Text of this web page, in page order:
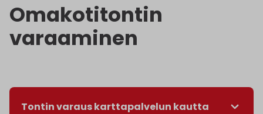
Omakotitontin
varaaminen
Tontin varaus karttapalvelun kautta